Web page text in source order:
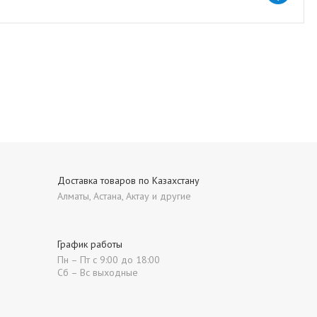
Доставка товаров по Казахстану
Алматы, Астана, Актау и другие
График работы
Пн – Пт с 9:00 до 18:00
Сб – Вс выходные